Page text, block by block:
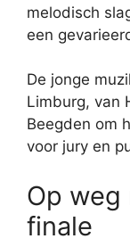
melodisch
een
De jonge
Limburg, van
Beegden om
voor jury en
Op weg
finale